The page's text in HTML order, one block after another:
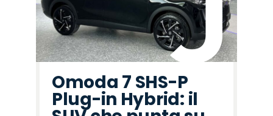
Omoda 7 SHS-P
Plug-in Hybrid: il